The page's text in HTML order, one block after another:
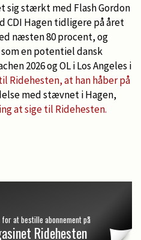
sig stærkt med Flash Gordon
CDI Hagen tidligere på året
næsten 80 procent, og
en potentiel dansk
2026 og OL i Los Angeles i
Ridehesten, at han håber på
med stævnet i Hagen,
at sige til Ridehesten.
at bestille abonnement på
Ridehesten